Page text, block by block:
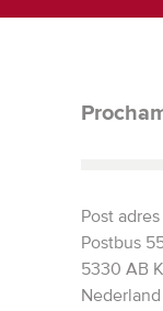
Post adres
Postbus
5330 AB
Nederland